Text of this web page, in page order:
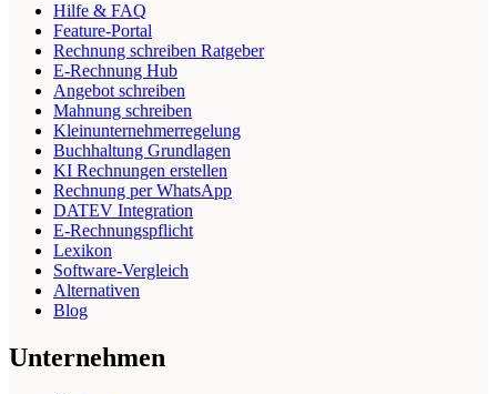
Hilfe & FAQ
Feature-Portal
Rechnung schreiben Ratgeber
E-Rechnung Hub
Angebot schreiben
Mahnung schreiben
Kleinunternehmerregelung
Buchhaltung Grundlagen
KI Rechnungen erstellen
Rechnung per WhatsApp
DATEV Integration
E-Rechnungspflicht
Lexikon
Software-Vergleich
Alternativen
Blog
Unternehmen